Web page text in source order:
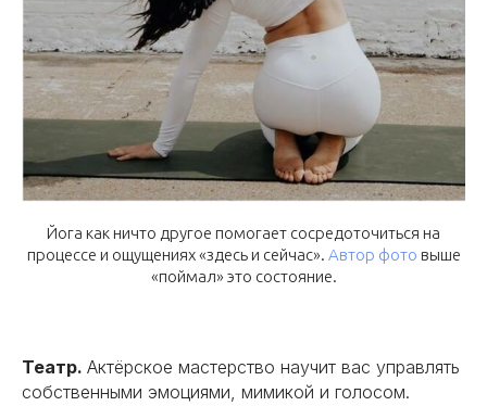
Йога как ничто другое помогает сосредоточиться на
процессе и ощущениях «здесь и сейчас». Автор фото выше
«поймал» это состояние.
Театр. Актёрское мастерство научит вас управлять
собственными эмоциями, мимикой и голосом.